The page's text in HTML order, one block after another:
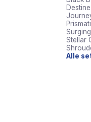
Stellar
Alle